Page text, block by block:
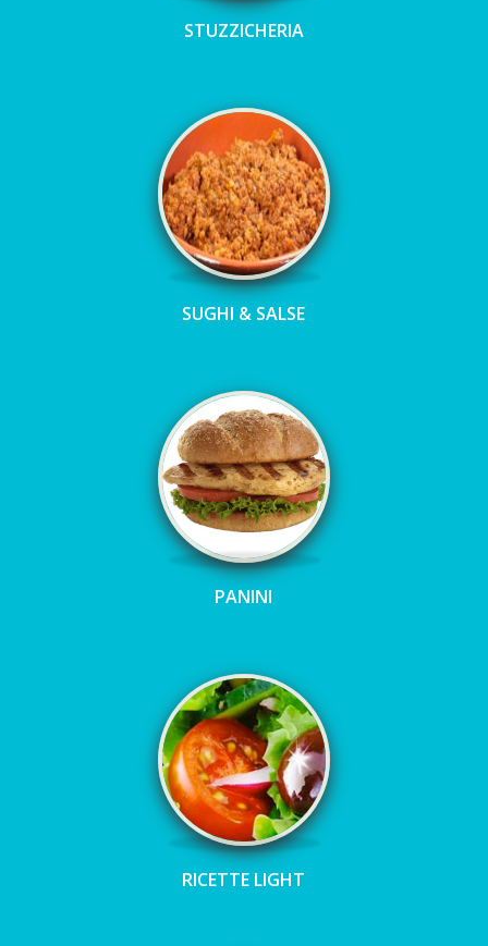
STUZZICHERIA
SUGHI & SALSE
PANINI
RICETTE LIGHT